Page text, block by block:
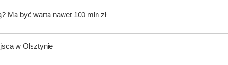
Ma być warta nawet 100 mln zł
w Olsztynie